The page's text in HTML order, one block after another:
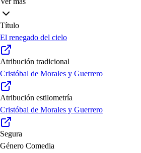
Título
El renegado del cielo
Atribución tradicional
Cristóbal de Morales y Guerrero
Atribución estilometría
Cristóbal de Morales y Guerrero
Segura
Género Comedia